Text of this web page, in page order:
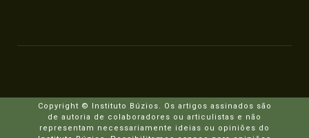
Copyright © Instituto Búzios. Os artigos assinados são
de autoria de colaboradores ou articulistas e não
representam necessariamente ideias ou opiniões do